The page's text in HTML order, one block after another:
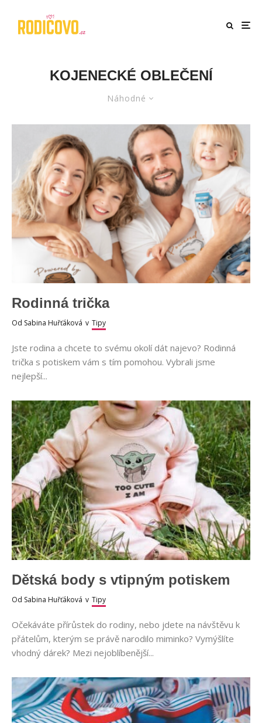
KOJENECKÉ OBLEČENÍ
Náhodné
Rodinná trička
Od Sabina Huřťáková v Tipy
Jste rodina a chcete to svému okolí dát najevo? Rodinná
trička s potiskem vám s tím pomohou. Vybrali jsme
nejlepší...
Dětská body s vtipným potiskem
Od Sabina Huřťáková v Tipy
Očekáváte přírůstek do rodiny, nebo jdete na návštěvu k
přátelům, kterým se právě narodilo miminko? Vymýšlíte
vhodný dárek? Mezi nejoblíbenější...